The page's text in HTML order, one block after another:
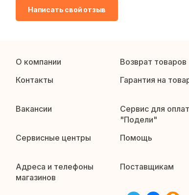
Написать свой отзыв
О компании Возврат товаров
Контакты
Гарантия на
Вакансии
Сервис для
"Подели"
Сервисные центры
Помощь
Адреса и телефоны
магазинов
Поставщикам